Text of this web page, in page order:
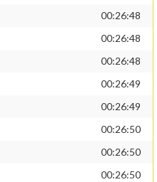
00:26:48
00:26:48
00:26:48
00:26:49
00:26:49
00:26:50
00:26:50
00:26:50